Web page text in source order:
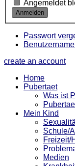
Angemeldet
Passwort
create an account
Home
Pubertaet
Was ist
Mein Kind
Schule/
Freizeit/
Medien